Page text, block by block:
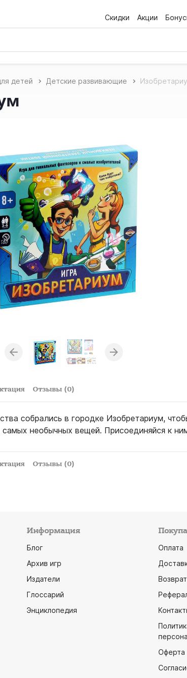
Скидки Акции
детей Детские развивающие
Отзывы (0)
собрались в городке Изобретариум,
самых необычных вещей. Присоединяйся к
Отзывы (0)
Информация
Блог
Архив игр
Издатели
Глоссарий
Энциклопедия
Оплата
Оферта